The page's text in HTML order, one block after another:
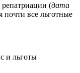
(дата
почти все льготные
и льготы